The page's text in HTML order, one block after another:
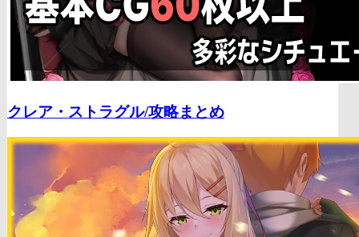
クレア・ストラグル/攻略まとめ